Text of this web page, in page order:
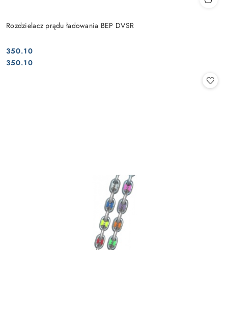
Rozdzielacz prądu ładowania BEP DVSR
Cena:
350.10
Cena:
350.10